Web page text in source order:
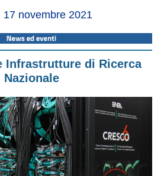
17 novembre 2021
Infrastrutture di Ricerca
Nazionale